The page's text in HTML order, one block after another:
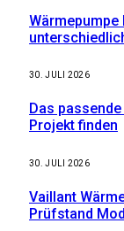
30. JULI 2026
Das
Projekt finden
30. JULI 2026
Vaillant
Prüfstand